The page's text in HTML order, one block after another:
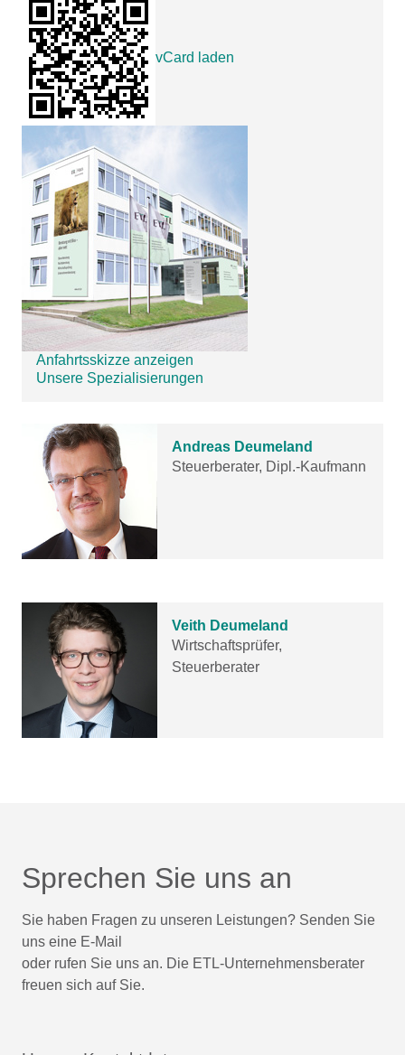
vCard laden
Anfahrtsskizze anzeigen
Unsere Spezialisierungen
Andreas Deumeland
Steuerberater, Dipl.-Kaufmann
Veith Deumeland
Wirtschaftsprüfer,
Steuerberater
Sprechen Sie uns an
Sie haben Fragen zu unseren Leistungen? Senden Sie
uns eine E-Mail
oder rufen Sie uns an. Die ETL-Unternehmensberater
freuen sich auf Sie.